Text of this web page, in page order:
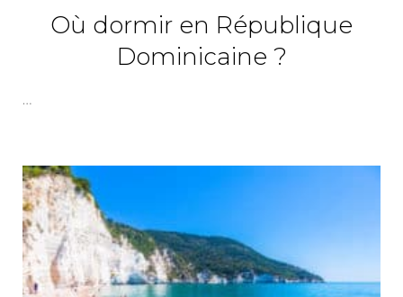
Où dormir en République
Dominicaine ?
…